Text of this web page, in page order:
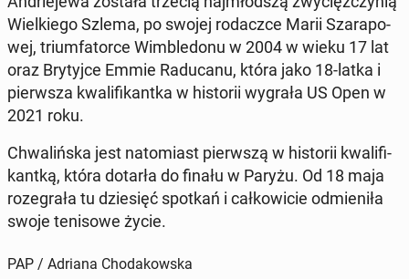
Wiel­kie­go Szlema, po swojej ro­dacz­ce Marii Sza­ra­po­
wej, trium­fa­tor­ce Wim­ble­do­nu w 2004 w wieku 17 lat
oraz Bry­tyj­ce Emmie Ra­du­ca­nu, która jako 18-latka i
pierw­sza kwa­li­fi­kant­ka w hi­sto­rii wygrała US Open w
2021 roku.
Chwa­liń­ska jest na­to­miast pierw­szą w hi­sto­rii kwa­li­fi­
kant­ką, która dotarła do finału w Paryżu. Od 18 maja
ro­ze­gra­ła tu dzie­sięć spotkań i cał­ko­wi­cie od­mie­ni­ła
swoje te­ni­so­we życie.
PAP / Adriana Chodakowska